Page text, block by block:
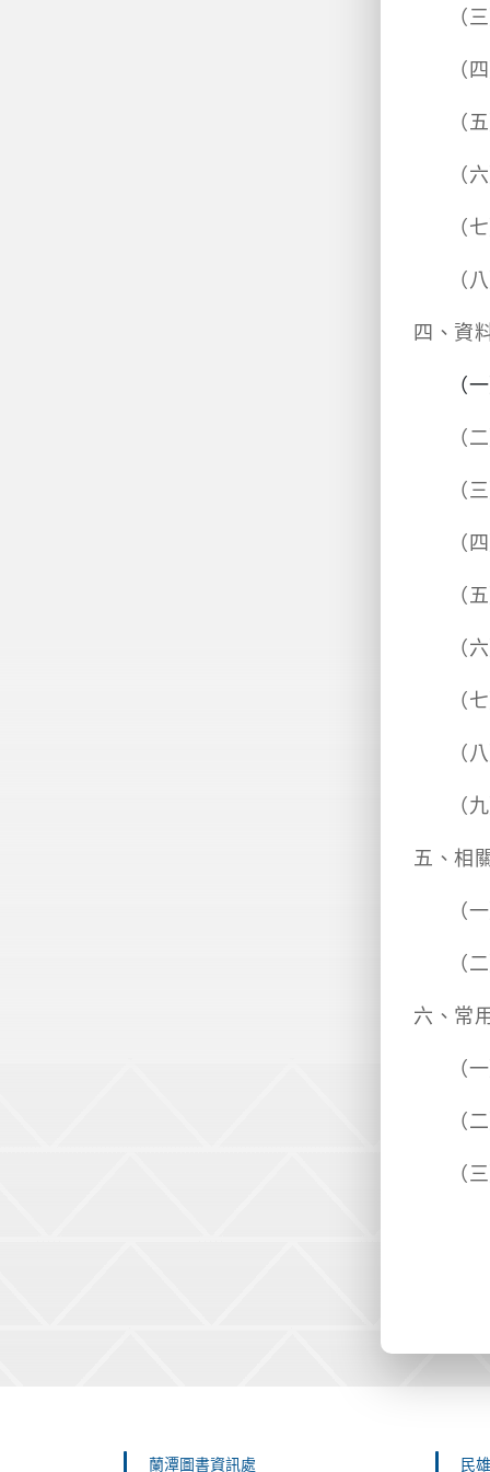
（三
（
（
（
（
（
四、資
（
（
（
（
（
（六
（七
（
（
五、相
（
（二
六、常
（
（
（
蘭潭圖書資訊處 民